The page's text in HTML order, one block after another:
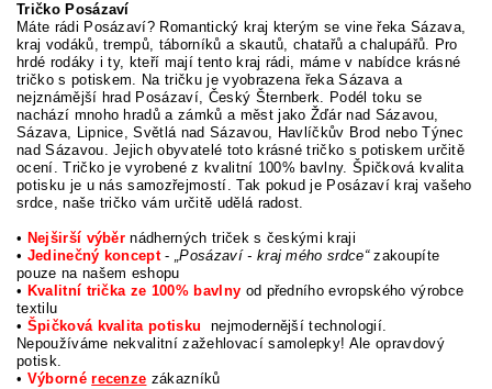
Tričko Posázaví
Máte rádi Posázaví? Romantický kraj kterým se vine řeka Sázava,
kraj vodáků, trempů, táborníků a skautů, chatařů a chalupářů. Pro
hrdé rodáky i ty, kteří mají tento kraj rádi, máme v nabídce krásné
tričko s potiskem. Na tričku je vyobrazena řeka Sázava a
nejznámější hrad Posázaví, Český Šternberk. Podél toku se
nachází mnoho hradů a zámků a měst jako Žďár nad Sázavou,
Sázava, Lipnice, Světlá nad Sázavou, Havlíčkův Brod nebo Týnec
nad Sázavou. Jejich obyvatelé toto krásné tričko s potiskem určitě
ocení. Tričko je vyrobené z kvalitní 100% bavlny. Špičková kvalita
potisku je u nás samozřejmostí. Tak pokud je Posázaví kraj vašeho
srdce, naše tričko vám určitě udělá radost.
• Nejširší výběr nádherných triček s českými kraji
• Jedinečný koncept-„Posázaví - kraj mého srdce“zakoupíte
pouze na našem eshopu
• Kvalitní trička ze 100% bavlny od předního evropského výrobce
textilu
• Špičková kvalita potisku
nejmodernější technologií.
Nepoužíváme nekvalitní zažehlovací samolepky! Ale opravdový
potisk.
• Výbornérecenze zákazníků